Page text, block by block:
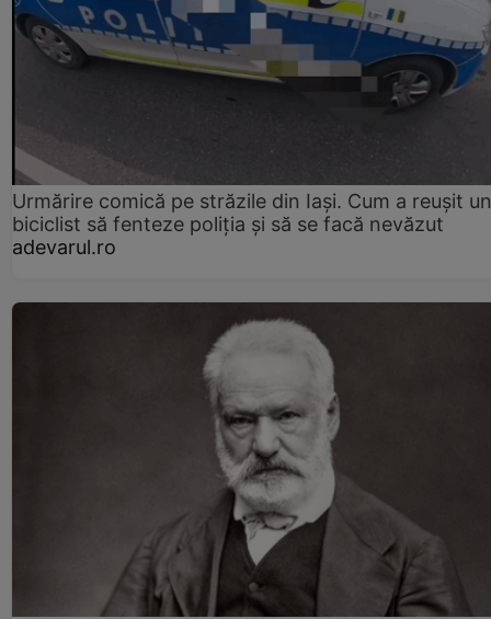
Urmărire comică pe străzile din Iași. Cum a reușit un
biciclist să fenteze poliția și să se facă nevăzut
adevarul.ro